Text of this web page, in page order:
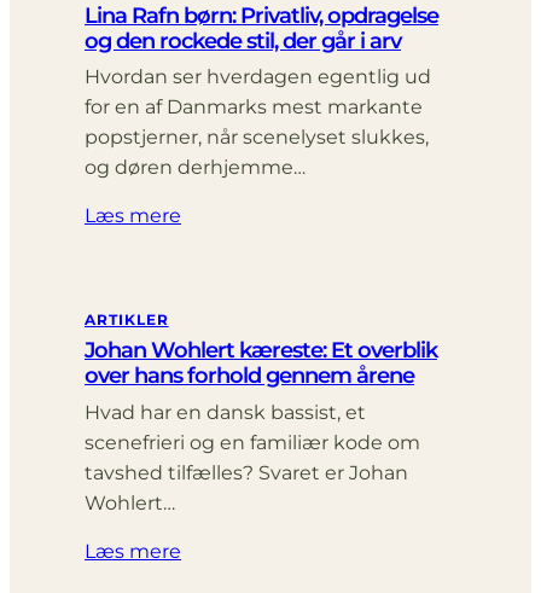
Lina Rafn børn: Privatliv, opdragelse
og den rockede stil, der går i arv
Hvordan ser hverdagen egentlig ud
for en af Danmarks mest markante
popstjerner, når scenelyset slukkes,
og døren derhjemme…
Læs mere
ARTIKLER
Johan Wohlert kæreste: Et overblik
over hans forhold gennem årene
Hvad har en dansk bassist, et
scenefrieri og en familiær kode om
tavshed tilfælles? Svaret er Johan
Wohlert…
Læs mere